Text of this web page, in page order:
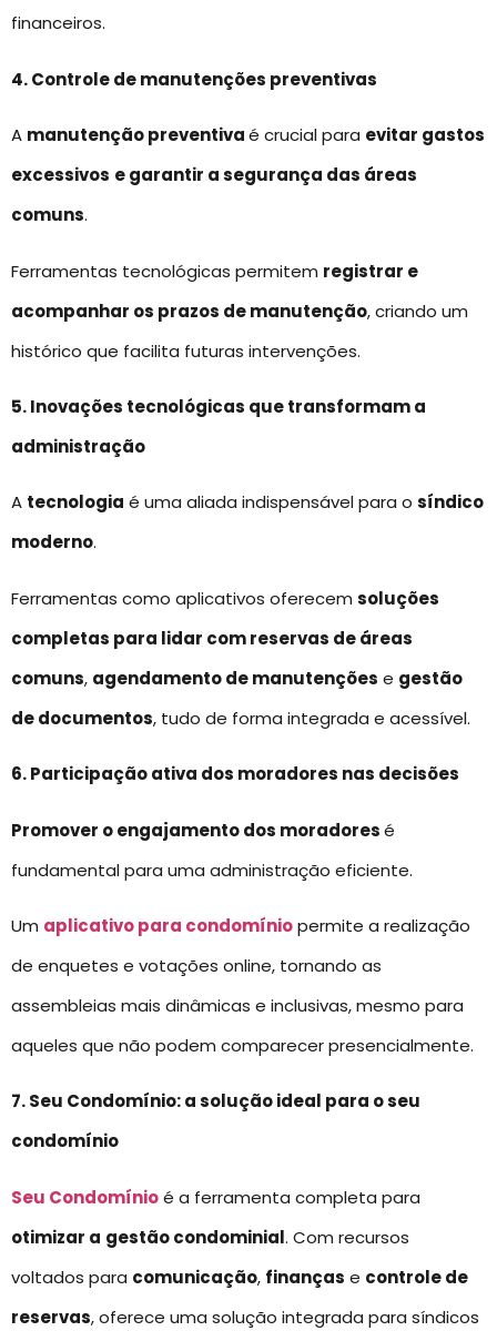
financeiros.
4. Controle de manutenções preventivas
A manutenção preventivaé crucial para evitar gastos
excessivos e garantir a segurança das áreas
comuns.
Ferramentas tecnológicas permitem registrar e
acompanhar os prazos de manutenção, criando um
histórico que facilita futuras intervenções.
5. Inovações tecnológicas que transformam a
administração
A tecnologia é uma aliada indispensável para o síndico
moderno.
Ferramentas como aplicativos oferecem soluções
completas para lidar com reservas de áreas
comuns, agendamento de manutenções e gestão
de documentos, tudo de forma integrada e acessível.
6. Participação ativa dos moradores nas decisões
Promover o engajamento dos moradoresé
fundamental para uma administração eficiente.
Um aplicativo para condomíniopermite a realização
de enquetes e votações online, tornando as
assembleias mais dinâmicas e inclusivas, mesmo para
aqueles que não podem comparecer presencialmente.
7. Seu Condomínio: a solução ideal para o seu
condomínio
Seu Condomínioé a ferramenta completa para
otimizar a gestão condominial. Com recursos
voltados para comunicação, finanças e controle de
reservas, oferece uma solução integrada para síndicos